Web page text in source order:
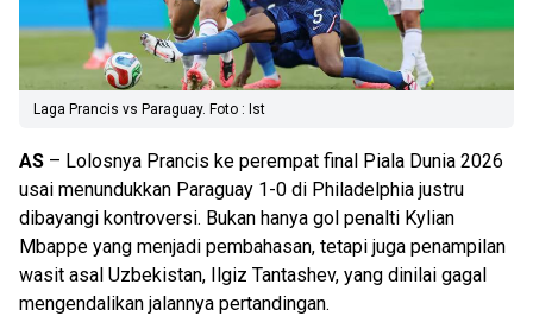
Laga Prancis vs Paraguay. Foto : Ist
AS – Lolosnya Prancis ke perempat final Piala Dunia 2026
usai menundukkan Paraguay 1-0 di Philadelphia justru
dibayangi kontroversi. Bukan hanya gol penalti Kylian
Mbappe yang menjadi pembahasan, tetapi juga penampilan
wasit asal Uzbekistan, Ilgiz Tantashev, yang dinilai gagal
mengendalikan jalannya pertandingan.